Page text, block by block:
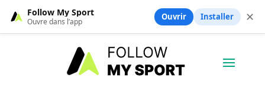
Follow My Sport
Ouvre dans l’app Ouvrir Installer ✕